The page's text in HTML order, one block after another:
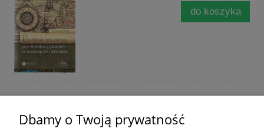
do koszyka
Rady Kallimacha / Krzysztof Baczkowski [Dzieje
Dbamy o Twoją prywatność